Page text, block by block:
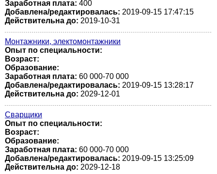
Заработная плата: 400
Добавлена/редактировалась: 2019-09-15 17:47:15
Действительна до: 2019-10-31
Монтажники, электомонтажники
Опыт по специальности:
Возраст:
Образование:
Заработная плата: 60 000-70 000
Добавлена/редактировалась: 2019-09-15 13:28:17
Действительна до: 2029-12-01
Сварщики
Опыт по специальности:
Возраст:
Образование:
Заработная плата: 60 000-70 000
Добавлена/редактировалась: 2019-09-15 13:25:09
Действительна до: 2029-12-18